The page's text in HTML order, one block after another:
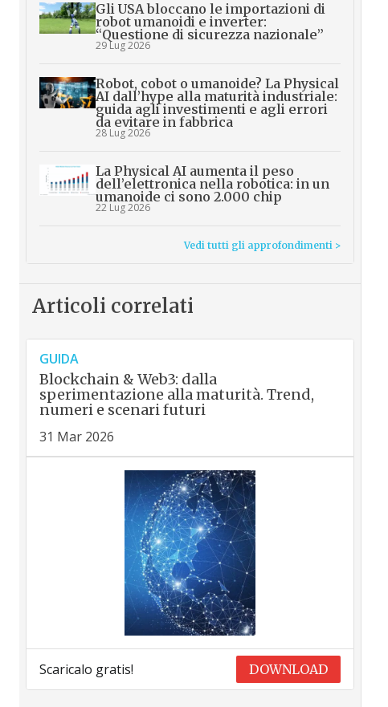
Gli USA bloccano le importazioni di
robot umanoidi e inverter:
“Questione di sicurezza nazionale”
29 Lug 2026
Robot, cobot o umanoide? La Physical
AI dall’hype alla maturità industriale:
guida agli investimenti e agli errori
da evitare in fabbrica
28 Lug 2026
La Physical AI aumenta il peso
dell’elettronica nella robotica: in un
umanoide ci sono 2.000 chip
22 Lug 2026
Vedi tutti gli approfondimenti >
Articoli correlati
GUIDA
Blockchain & Web3: dalla
sperimentazione alla maturità. Trend,
numeri e scenari futuri
31 Mar 2026
Scaricalo gratis! DOWNLOAD